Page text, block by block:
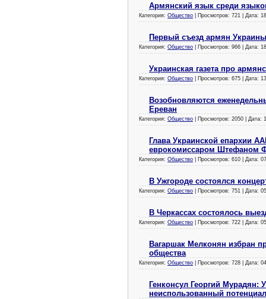
Армянский язык среди
Категория: Общество | Просмотров: 721 | Дата:
Первый съезд армян Украины
Категория: Общество | Просмотров: 966 | Дата:
Украинская газета про
Категория: Общество | Просмотров: 675 | Дата:
Возобновляются
Ереван
Категория: Общество | Просмотров: 2050 | Дата:
Глава Украинской епархии
еврокомиссаром Штефаном
Категория: Общество | Просмотров: 610 | Дата:
В Ужгороде состоялся
Категория: Общество | Просмотров: 751 | Дата:
В Черкассах состоялось
Категория: Общество | Просмотров: 722 | Дата:
Вагаршак Мелконян избран
общества
Категория: Общество | Просмотров: 728 | Дата:
Генконсул Георгий
неиспользованный потенциал